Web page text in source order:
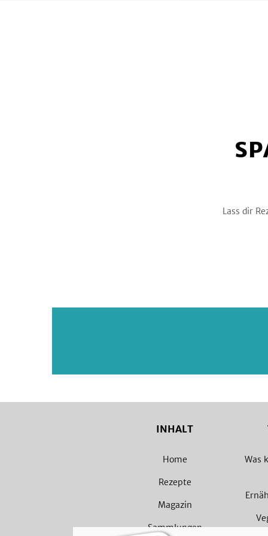
Lass dir
INHALT
Home
Rezepte
Magazin
Sammlungen
Was